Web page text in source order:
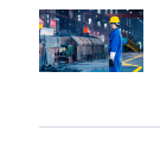
роста
цен
новую
режущую
машину
Европейские
цены
на